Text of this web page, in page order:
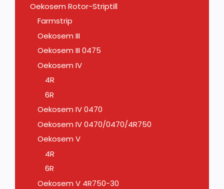
Oekosem Rotor-Striptill
Farmstrip
Oekosem III
Oekosem III 0475
Oekosem IV
4R
6R
Oekosem IV 0470
Oekosem IV 0470/0470/4R750
Oekosem V
4R
6R
Oekosem V 4R750-30